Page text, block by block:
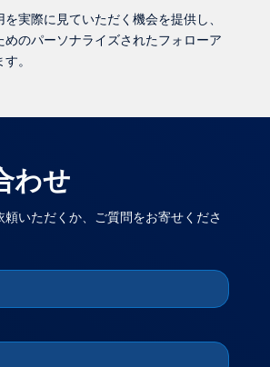
実際に見ていただく機会を提供し、
めのパーソナライズされたフォローア
。
わせ
頼いただくか、ご質問をお寄せくださ